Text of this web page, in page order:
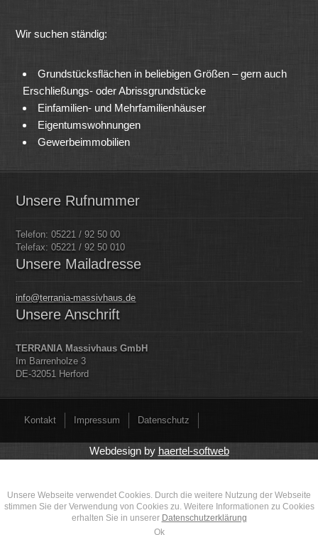
Wir suchen ständig:
Grundstücksflächen in beliebigen Größen – gern auch
Erschließungs- oder Abrissgrundstücke
Einfamilien- und Mehrfamilienhäuser
Eigentumswohnungen
Gewerbeimmobilien
Unsere Rufnummer
Telefon: 05221 / 92 50 00
Telefax: 05221 / 92 50 010
Unsere Mailadresse
info@terrania-massivhaus.de
Unsere Anschrift
TERRANIA Massivhaus GmbH
Im Barrenholze 3
DE-32051 Herford
Kontakt Impressum Datenschutz
Webdesign by haertel-softweb
Unsere Webseite verwendet Cookies. Durch die weitere Nutzung der Webseite
stimmen Sie der Verwendung von Cookies zu. Weitere Informationen zu Cookies
erhalten Sie in unserer Datenschutzerklärung
Ok